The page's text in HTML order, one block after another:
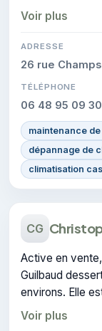
savoir-faire de
Voir plus
ADRESSE
26 rue
TÉLÉPHONE
06 48 95 09 30
maintenance
dépannage de
climatisation
CG
Active en
Guilbaud
environs. Elle
les interventions
Voir plus